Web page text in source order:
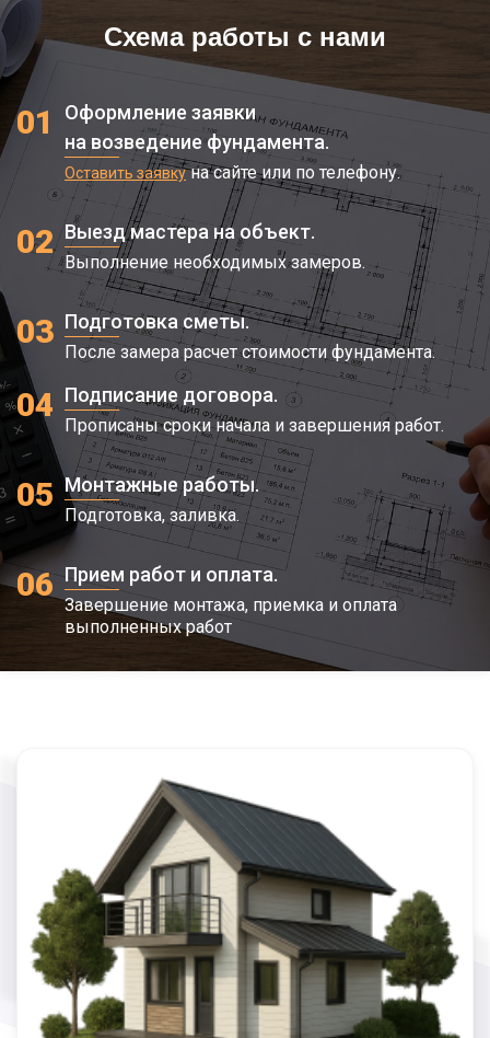
Схема работы с нами
01
Оформление заявки
на возведение фундамента.
Оставить заявкуна сайте или по телефону.
02 Выезд мастера на объект.
Выполнение необходимых замеров.
03 Подготовка сметы.
После замера расчет стоимости фундамента.
04 Подписание договора.
Прописаны сроки начала и завершения работ.
05 Монтажные работы.
Подготовка, заливка.
06 Прием работ и оплата.
Завершение монтажа, приемка и оплата
выполненных работ